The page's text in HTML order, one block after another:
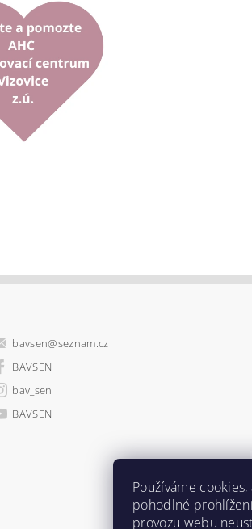
bavsen@seznam.cz
BAVSEN
bav_sen
BAVSEN
Používáme
pohodlné
provozu webu